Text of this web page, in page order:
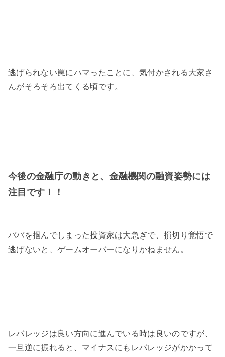
逃げられない罠にハマったことに、気付かされる大家さ
んがそろそろ出てくる頃です。
今後の金融庁の動きと、金融機関の融資姿勢には
注目です！！
ババを掴んでしまった投資家は大急ぎで、損切り覚悟で
逃げないと、ゲームオーバーになりかねません。
レバレッジは良い方向に進んでいる時は良いのですが、
一旦逆に振れると、マイナスにもレバレッジがかかって